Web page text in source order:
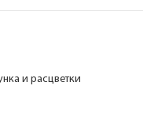
и расцветки